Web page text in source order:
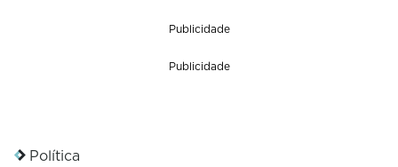
Publicidade
Publicidade
Política